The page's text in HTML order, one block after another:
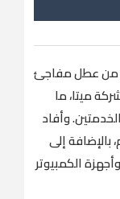
من عطل مفاجئ
ميتا، ما
وأفاد
إلى
الكمبيوتر